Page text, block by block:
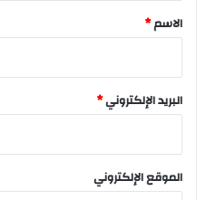
*
الاسم*
البريد الإلكتروني*
الموقع الإلكتروني